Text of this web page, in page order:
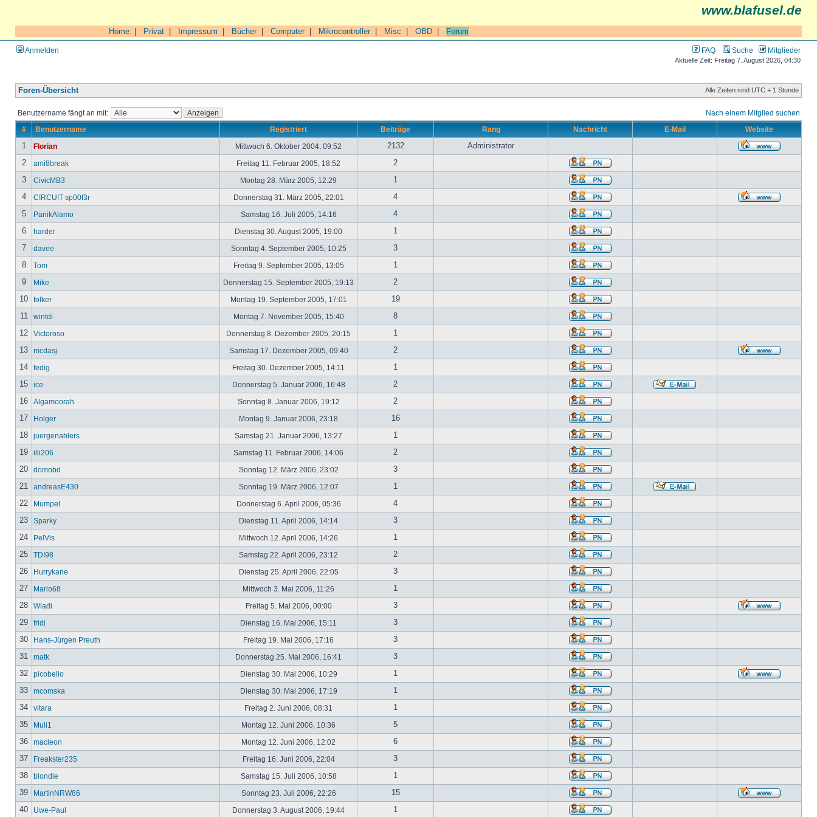
www.blafusel.de
Home Privat Impressum Bücher| Computer| Mikrocontroller| Misc OBD Forum
Anmelden FAQ Suche Mitglieder
Aktuelle Zeit: Freitag 7. August 2026, 04:30
Foren-Übersicht Alle Zeiten sind UTC + 1 Stunde
Benutzername fängt an mit: Nach einem Mitglied suchen
# Benutzername Registriert Beiträge Rang Nachricht E-Mail Website
1 Florian Mittwoch 6. Oktober 2004, 09:52 2132
Administrator
2
ami8break Freitag 11. Februar 2005, 18:52
2
3
CivicMB3 Montag 28. März 2005, 12:29
1
4
C!RCU!T sp00f3r Donnerstag 31. März 2005, 22:01
4
5
PanikAlamo Samstag 16. Juli 2005, 14:16
4
6
harder Dienstag 30. August 2005, 19:00
1
7
davee Sonntag 4. September 2005, 10:25
3
8
Tom Freitag 9. September 2005, 13:05
1
9
Mike Donnerstag 15. September 2005, 19:13
2
10
folker Montag 19. September 2005, 17:01
19
11
wintdi Montag 7. November 2005, 15:40
8
12
Victoroso Donnerstag 8. Dezember 2005, 20:15
1
13
mcdasj Samstag 17. Dezember 2005, 09:40
2
14
fedig Freitag 30. Dezember 2005, 14:11
1
15
ice Donnerstag 5. Januar 2006, 16:48
2
16
Algamoorah Sonntag 8. Januar 2006, 19:12
2
17
Holger Montag 9. Januar 2006, 23:18
16
18
juergenahlers Samstag 21. Januar 2006, 13:27
1
19
illi206 Samstag 11. Februar 2006, 14:06
2
20
domobd Sonntag 12. März 2006, 23:02
3
21
andreasE430 Sonntag 19. März 2006, 12:07
1
22
Mumpel Donnerstag 6. April 2006, 05:36
4
23
Sparky Dienstag 11. April 2006, 14:14
3
24
PelVis Mittwoch 12. April 2006, 14:26
1
25
TDI98 Samstag 22. April 2006, 23:12
2
26
Hurrykane Dienstag 25. April 2006, 22:05
3
27
Mario68 Mittwoch 3. Mai 2006, 11:26
1
28
Wladi Freitag 5. Mai 2006, 00:00
3
29
fridi Dienstag 16. Mai 2006, 15:11
3
30
Hans-Jürgen Preuth Freitag 19. Mai 2006, 17:16
3
31
matk Donnerstag 25. Mai 2006, 16:41
3
32
picobello Dienstag 30. Mai 2006, 10:29
1
33
mcomska Dienstag 30. Mai 2006, 17:19
1
34
vitara Freitag 2. Juni 2006, 08:31
1
35
Muli1 Montag 12. Juni 2006, 10:36
5
36
macleon Montag 12. Juni 2006, 12:02
6
37
Freakster235 Freitag 16. Juni 2006, 22:04
3
38
blondie Samstag 15. Juli 2006, 10:58
1
39
MartinNRW86 Sonntag 23. Juli 2006, 22:26
15
40
Uwe-Paul Donnerstag 3. August 2006, 19:44 1